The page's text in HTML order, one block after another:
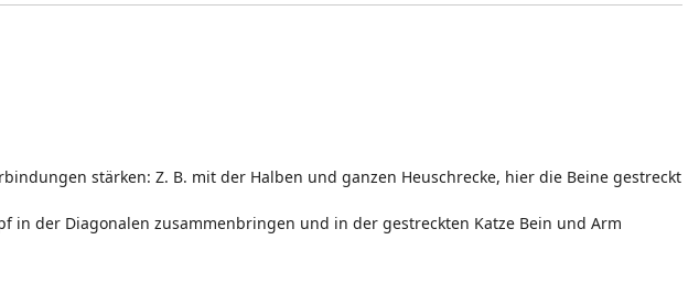
stärken: Z. B. mit der Halben und ganzen Heuschrecke, hier die Beine gestreckt
in der Diagonalen zusammenbringen und in der gestreckten Katze Bein und Arm